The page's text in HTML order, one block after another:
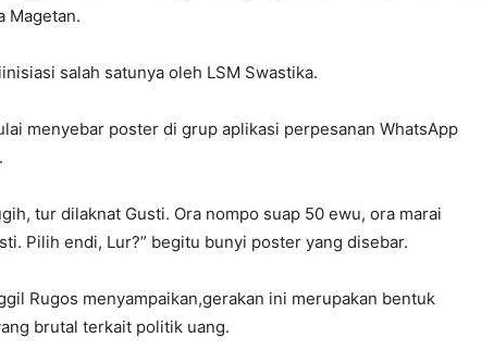
Magetan.
salah satunya oleh LSM Swastika.
menyebar poster di grup aplikasi perpesanan WhatsApp
tur dilaknat Gusti. Ora nompo suap 50 ewu, ora marai
Pilih endi, Lur?” begitu bunyi poster yang disebar.
Rugos menyampaikan,gerakan ini merupakan bentuk
brutal terkait politik uang.